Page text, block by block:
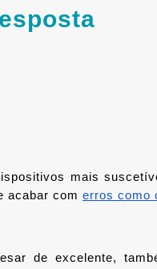
mais
acabar com erros como
de excelente,